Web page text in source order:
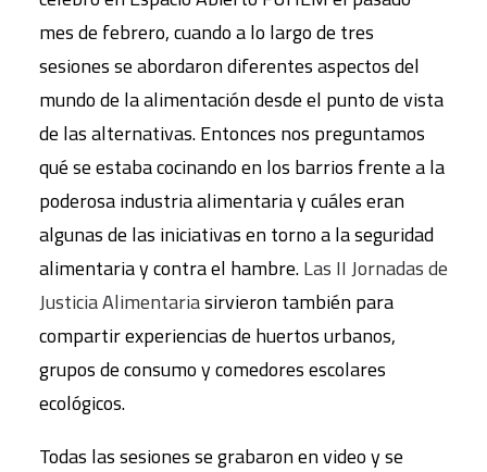
mes de febrero, cuando a lo largo de tres
sesiones se abordaron diferentes aspectos del
mundo de la alimentación desde el punto de vista
de las alternativas. Entonces nos preguntamos
qué se estaba cocinando en los barrios frente a la
poderosa industria alimentaria y cuáles eran
algunas de las iniciativas en torno a la seguridad
alimentaria y contra el hambre.Las II Jornadas de
Justicia Alimentariasirvieron también para
compartir experiencias de huertos urbanos,
grupos de consumo y comedores escolares
ecológicos.
Todas las sesiones se grabaron en video y se